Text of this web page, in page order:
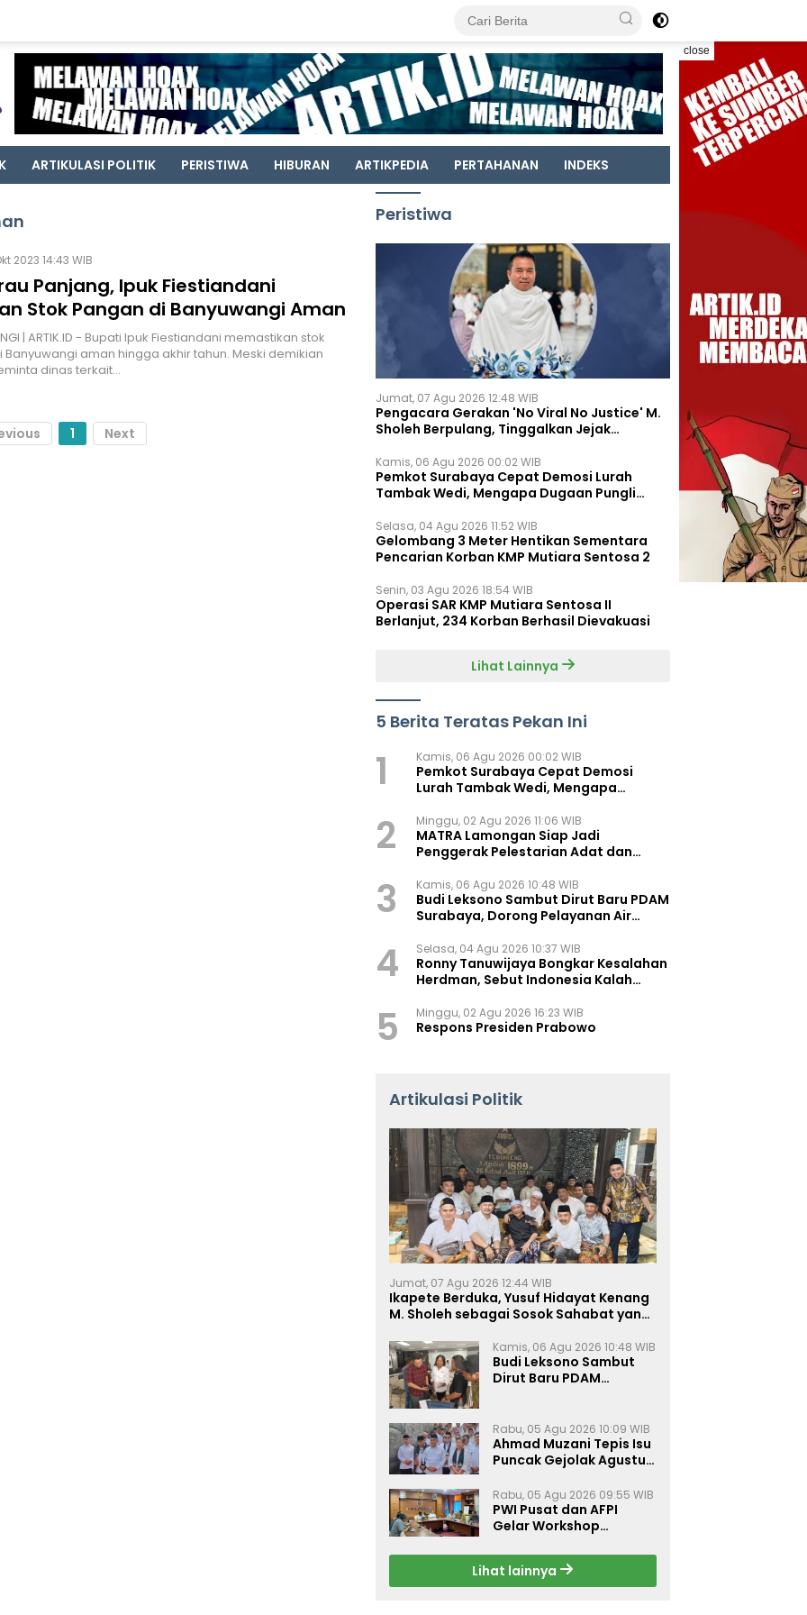
close
ARTIKULASI POLITIK PERISTIWA HIBURAN ARTIKPEDIA PERTAHANAN INDEKS
2023 14:43 WIB
Panjang, Ipuk Fiestiandani
Stok Pangan di Banyuwangi Aman
| ARTIK.ID - Bupati Ipuk Fiestiandani memastikan stok
aman hingga akhir tahun. Meski demikian
dinas terkait…
1 Next
Peristiwa
Jumat, 07 Agu 2026 12:48 WIB
Pengacara Gerakan 'No Viral No Justice' M.
Sholeh Berpulang, Tinggalkan Jejak
Kamis, 06 Agu 2026 00:02 WIB
Pemkot Surabaya Cepat Demosi Lurah
Tambak Wedi, Mengapa Dugaan Pungli
Selasa, 04 Agu 2026 11:52 WIB
Gelombang 3 Meter Hentikan Sementara
Pencarian Korban KMP Mutiara Sentosa 2
Senin, 03 Agu 2026 18:54 WIB
Operasi SAR KMP Mutiara Sentosa II
Berlanjut, 234 Korban Berhasil Dievakuasi
Lihat Lainnya
5 Berita Teratas Pekan Ini
1 Kamis, 06 Agu 2026 00:02 WIB
Pemkot Surabaya Cepat Demosi
Lurah Tambak Wedi, Mengapa
2 Minggu, 02 Agu 2026 11:06 WIB
MATRA Lamongan Siap Jadi
Penggerak Pelestarian Adat dan
3 Kamis, 06 Agu 2026 10:48 WIB
Budi Leksono Sambut Dirut Baru PDAM
Surabaya, Dorong Pelayanan Air
4 Selasa, 04 Agu 2026 10:37 WIB
Ronny Tanuwijaya Bongkar Kesalahan
Herdman, Sebut Indonesia Kalah
5 Minggu, 02 Agu 2026 16:23 WIB
Respons Presiden Prabowo
Artikulasi Politik
Jumat, 07 Agu 2026 12:44 WIB
Ikapete Berduka, Yusuf Hidayat Kenang
M. Sholeh sebagai Sosok Sahabat yang
Kamis, 06 Agu 2026 10:48 WIB
Budi Leksono Sambut
Dirut Baru PDAM
Makin Prima
Rabu, 05 Agu 2026 10:09 WIB
Ahmad Muzani Tepis Isu
Puncak Gejolak Agustus
Perkuat Persatuan
Rabu, 05 Agu 2026 09:55 WIB
PWI Pusat dan AFPI
Gelar Workshop
Inklusi Keuangan, dan
Perlindungan Publik
Lihat lainnya